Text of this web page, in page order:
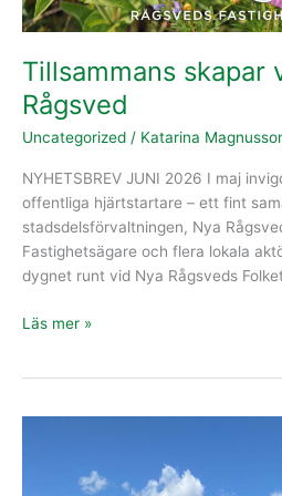
Tillsammans skapar
Rågsved
Uncategorized / Katarina
NYHETSBREV JUNI 2026 I maj
offentliga hjärtstartare – ett fint
stadsdelsförvaltningen, Nya
Fastighetsägare och flera lokala
dygnet runt vid Nya Rågsveds
Läs mer »